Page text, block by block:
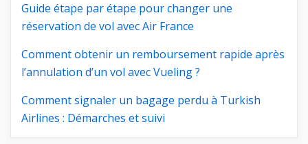
Guide étape par étape pour changer une
réservation de vol avec Air France
Comment obtenir un remboursement rapide après
l’annulation d’un vol avec Vueling ?
Comment signaler un bagage perdu à Turkish
Airlines : Démarches et suivi